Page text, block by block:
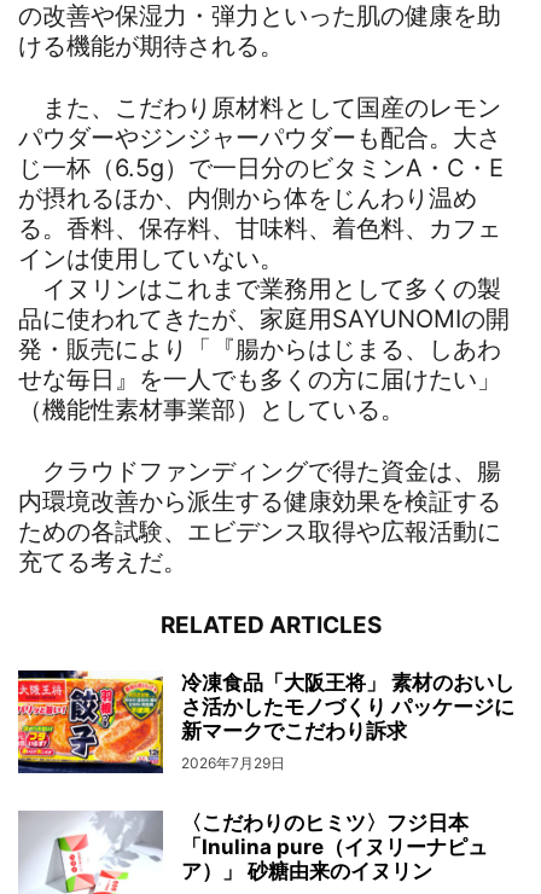
の改善や保湿力・弾力といった肌の健康を助
ける機能が期待される。
また、こだわり原材料として国産のレモン
パウダーやジンジャーパウダーも配合。大さ
じ一杯（6.5g）で一日分のビタミンA・C・E
が摂れるほか、内側から体をじんわり温め
る。香料、保存料、甘味料、着色料、カフェ
インは使用していない。
イヌリンはこれまで業務用として多くの製
品に使われてきたが、家庭用SAYUNOMIの開
発・販売により「『腸からはじまる、しあわ
せな毎日』を一人でも多くの方に届けたい」
（機能性素材事業部）としている。
クラウドファンディングで得た資金は、腸
内環境改善から派生する健康効果を検証する
ための各試験、エビデンス取得や広報活動に
充てる考えだ。
RELATED ARTICLES
冷凍食品「大阪王将」 素材のおいし
さ活かしたモノづくり パッケージに
新マークでこだわり訴求
2026年7月29日
〈こだわりのヒミツ〉フジ日本
「Inulina pure（イヌリーナピュ
ア）」 砂糖由来のイヌリン